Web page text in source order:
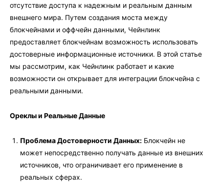
отсутствие доступа к надежным и реальным данным
внешнего мира. Путем создания моста между
блокчейнами и оффчейн данными, Чейнлинк
предоставляет блокчейнам возможность использовать
достоверные информационные источники. В этой статье
мы рассмотрим, как Чейнлинк работает и какие
возможности он открывает для интеграции блокчейна с
реальными данными.
Ореклы и Реальные Данные
Проблема Достоверности Данных: Блокчейн не
может непосредственно получать данные из внешних
источников, что ограничивает его применение в
реальных сферах.